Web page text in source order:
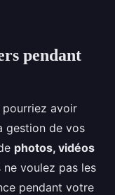
pendant
avoir
gestion de vos
photos, vidéos
voulez pas les
pendant votre